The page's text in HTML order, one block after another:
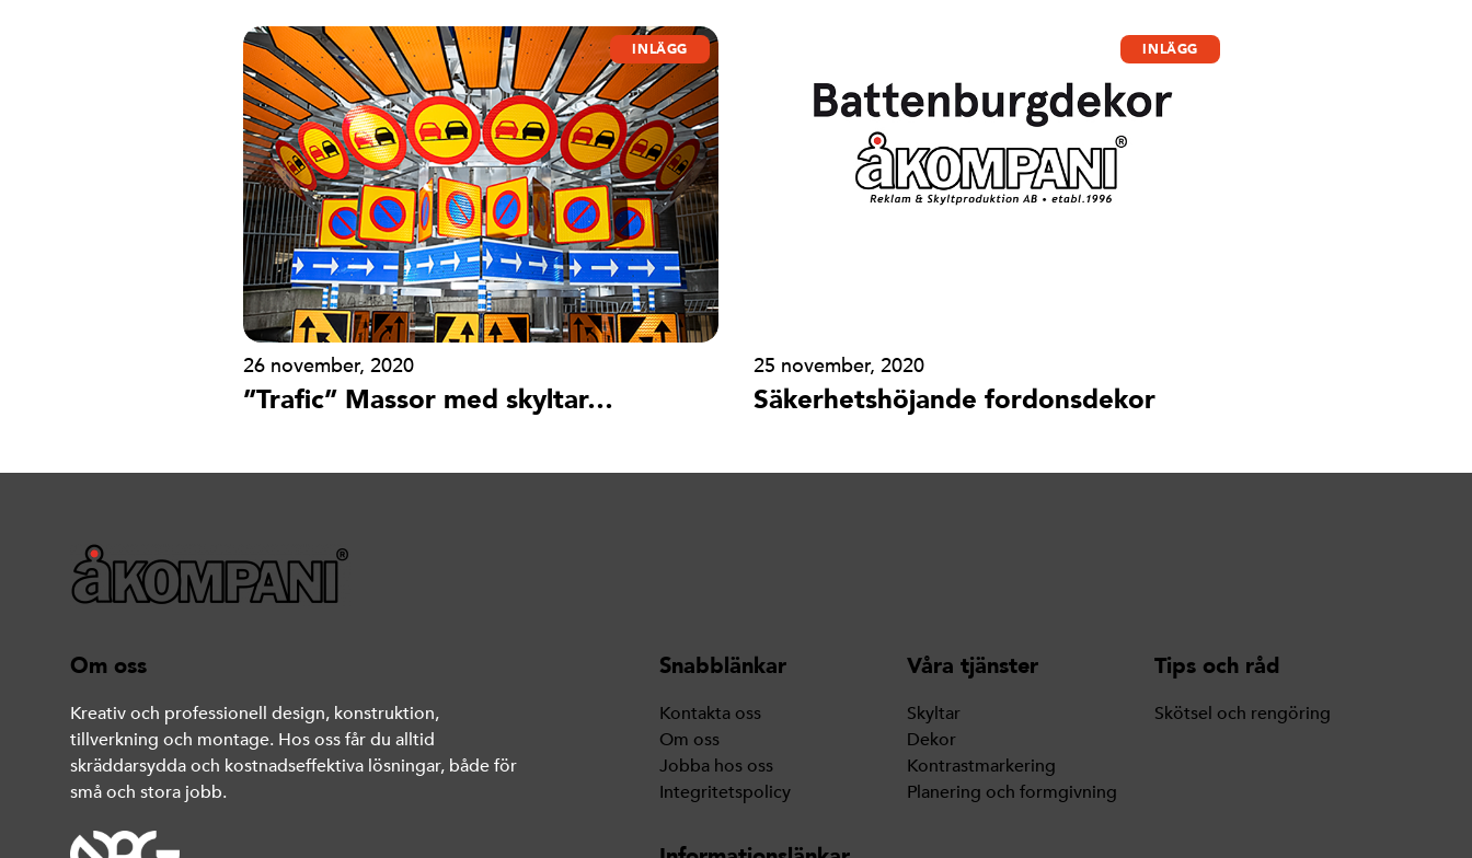
INLÄGG
26 november, 2020
”Trafic” Massor med skyltar…
INLÄGG
25 november, 2020
Säkerhetshöjande fordonsdekor
Om oss
Kreativ och professionell design, konstruktion,
tillverkning och montage. Hos oss får du alltid
skräddarsydda och kostnadseffektiva lösningar, både för
små och stora jobb.
Snabblänkar
Kontakta oss
Om oss
Jobba hos oss
Integritetspolicy
Våra tjänster
Skyltar
Dekor
Kontrastmarkering
Planering och formgivning
Tips och råd
Skötsel och rengöring